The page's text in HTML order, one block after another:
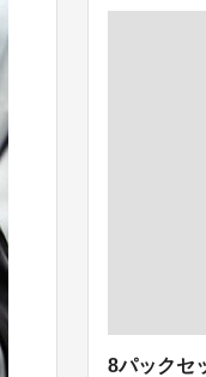
8パックセ